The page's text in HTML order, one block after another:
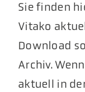
Sie finden
Vitako
Download
Archiv.
aktuell in